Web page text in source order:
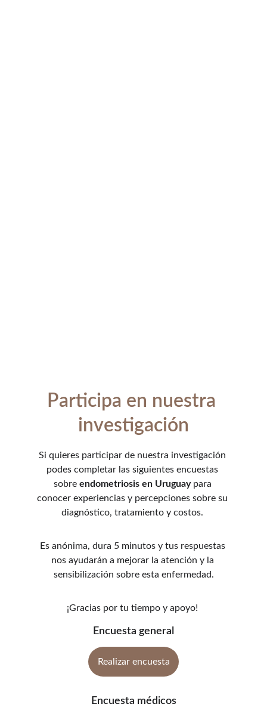
Realizar encuesta
Participa en nuestra
investigación
Si quieres participar de nuestra investigación
podes completar las siguientes encuestas
sobre endometriosis en Uruguay para
conocer experiencias y percepciones sobre su
diagnóstico, tratamiento y costos.
Es anónima, dura 5 minutos y tus respuestas
nos ayudarán a mejorar la atención y la
sensibilización sobre esta enfermedad.
¡Gracias por tu tiempo y apoyo!
Encuesta general
Encuesta médicos